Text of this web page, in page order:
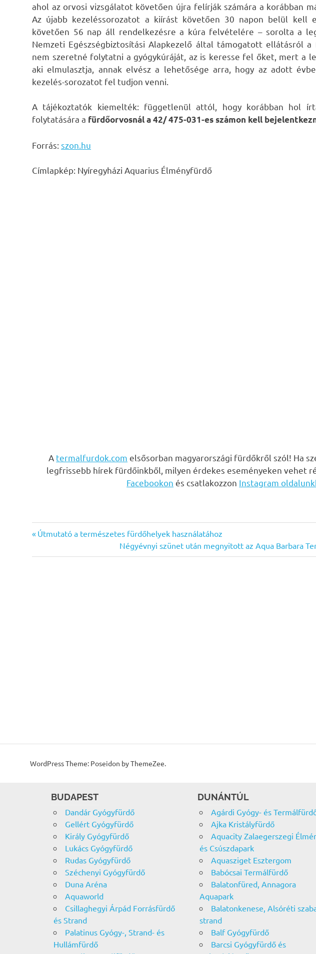
ahol az orvosi vizsgálatot követően újra felírják számára a korábban
Az újabb kezeléssorozatot a kiírást követően 30 napon belül kell
követően 56 nap áll rendelkezésre a kúra felvételére – sorolta a
Nemzeti Egészségbiztosítási Alapkezelő által támogatott ellátásról
nem szeretné folytatni a gyógykúráját, az is keresse fel őket, mert a
aki elmulasztja, annak elvész a lehetősége arra, hogy az adott
kezelés-sorozatot fel tudjon venni.
A tájékoztatók kiemelték: függetlenül attól, hogy korábban hol
folytatására a fürdőorvosnál a 42/ 475-031-es számon kell
Forrás: szon.hu
Címlapkép: Nyíregyházi Aquarius Élményfürdő
A termalfurdok.com elsősorban magyarországi fürdőkről szól! Ha
legfrissebb hírek fürdőinkből, milyen érdekes eseményeken vehet
Facebookon és csatlakozzon Instagram
Bejegyzés
navigáció
Previous
Útmutató a természetes fürdőhelyek használatához
Next
Post:
Négyévnyi szünet után megnyitott az Aqua Barbara
WordPress Theme: Poseidon by ThemeZee.
BUDAPEST
Dandár Gyógyfürdő
Gellért Gyógyfürdő
Király Gyógyfürdő
Lukács Gyógyfürdő
Rudas Gyógyfürdő
Széchenyi Gyógyfürdő
Duna Aréna
Aquaworld
Csillaghegyi Árpád Forrásfürdő
és Strand
Palatinus Gyógy-, Strand- és
Hullámfürdő
DUNÁNTÚL
Agárdi Gyógy- és
Ajka Kristályfürdő
Aquacity Zalaegerszegi
és Csúszdapark
Aquasziget Esztergom
Babócsai Termálfürdő
Balatonfüred, Annagora
Aquapark
Balatonkenese, Alsóréti
strand
Balf Gyógyfürdő
Barcsi Gyógyfürdő és